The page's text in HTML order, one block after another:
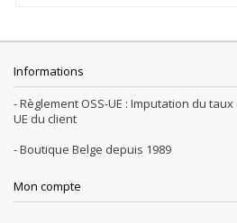
Informations
- Règlement OSS-UE : Imputation du
UE du client
- Boutique Belge depuis 1989
Mon compte